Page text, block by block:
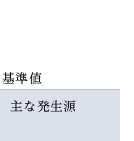
準値
主な発生源